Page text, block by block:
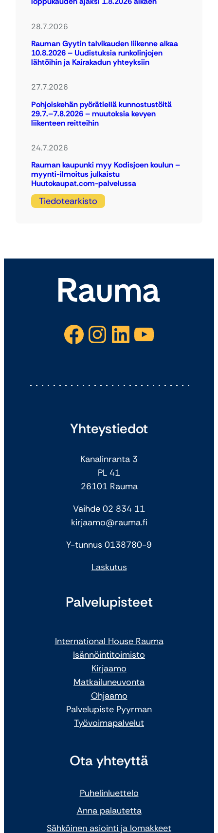
28.7.2026
Rauman Gyytin talvikauden liikenne alkaa
10.8.2026 – Uudistuksia runkolinjojen
lähtöihin ja Kairakadun yhteyksiin
27.7.2026
Pohjoiskehän pyörätiellä kunnostustöitä
29.7.–7.8.2026 – muutoksia kevyen
liikenteen reitteihin
24.7.2026
Rauman kaupunki myy Kodisjoen koulun –
myynti-ilmoitus julkaistu
Huutokaupat.com-palvelussa
Tiedotearkisto
Facebook Instagram LinkedIn YouTube
Yhteystiedot
Kanalinranta 3
PL 41
26101 Rauma
Vaihde 02 834 11
kirjaamo@rauma.fi
Y-tunnus 0138780-9
Laskutus
Palvelupisteet
International House Rauma
Isännöintitoimisto
Kirjaamo
Matkailuneuvonta
Ohjaamo
Palvelupiste Pyyrman
Työvoimapalvelut
Ota yhteyttä
Puhelinluettelo
Anna palautetta
Sähköinen asiointi ja lomakkeet